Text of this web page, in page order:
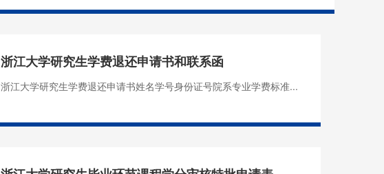
浙江大学研究生学费退还申请书和联系函
浙江大学研究生学费退还申请书姓名学号身份证号院系专业学费标准...